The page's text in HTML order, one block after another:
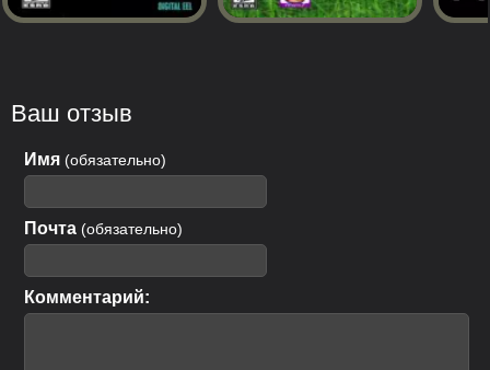
Ваш отзыв
Имя (обязательно)
Почта (обязательно)
Комментарий: